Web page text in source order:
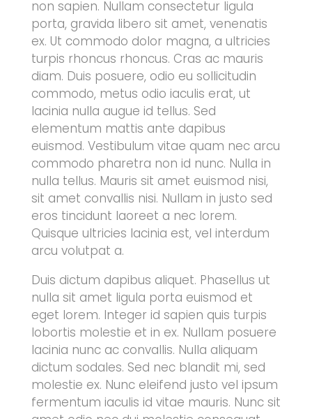
non sapien. Nullam consectetur ligula
porta, gravida libero sit amet, venenatis
ex. Ut commodo dolor magna, a ultricies
turpis rhoncus rhoncus. Cras ac mauris
diam. Duis posuere, odio eu sollicitudin
commodo, metus odio iaculis erat, ut
lacinia nulla augue id tellus. Sed
elementum mattis ante dapibus
euismod. Vestibulum vitae quam nec arcu
commodo pharetra non id nunc. Nulla in
nulla tellus. Mauris sit amet euismod nisi,
sit amet convallis nisi. Nullam in justo sed
eros tincidunt laoreet a nec lorem.
Quisque ultricies lacinia est, vel interdum
arcu volutpat a.
Duis dictum dapibus aliquet. Phasellus ut
nulla sit amet ligula porta euismod et
eget lorem. Integer id sapien quis turpis
lobortis molestie et in ex. Nullam posuere
lacinia nunc ac convallis. Nulla aliquam
dictum sodales. Sed nec blandit mi, sed
molestie ex. Nunc eleifend justo vel ipsum
fermentum iaculis id vitae mauris. Nunc sit